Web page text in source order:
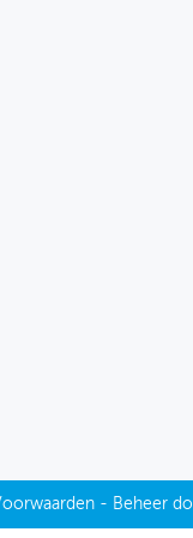
- Beheer